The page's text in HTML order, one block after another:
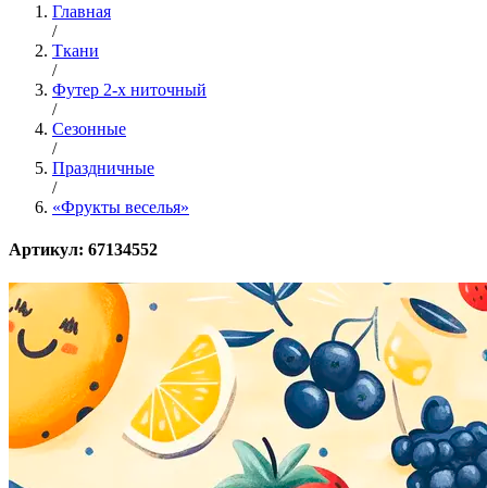
Главная
/
Ткани
/
Футер 2-х ниточный
/
Сезонные
/
Праздничные
/
«Фрукты веселья»
Артикул: 67134552